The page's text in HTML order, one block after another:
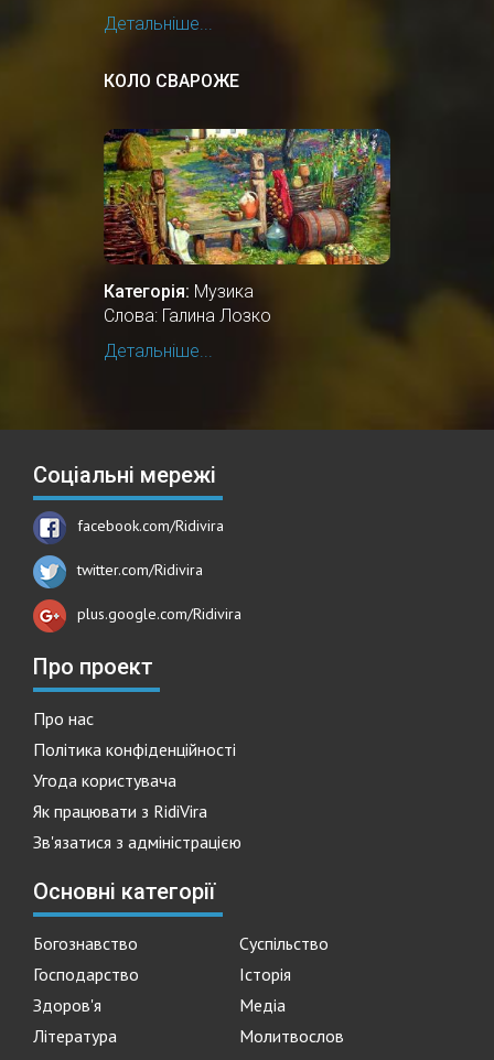
Детальніше...
КОЛО СВАРОЖЕ
Категорія: Музика
Слова: Галина Лозко
Детальніше...
Соціальні мережі
facebook.com/Ridivira
twitter.com/Ridivira
plus.google.com/Ridivira
Про проект
Про нас
Політика конфіденційності
Угода користувача
Як працювати з RidiVira
Зв'язатися з адміністрацією
Основні категорії
Богознавство
Суспільство
Господарство
Історія
Здоров'я
Медіа
Література
Молитвослов